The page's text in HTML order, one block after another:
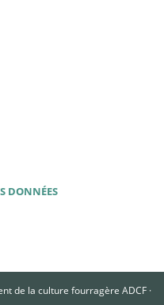
DONNÉES
de la culture fourragère ADCF ·